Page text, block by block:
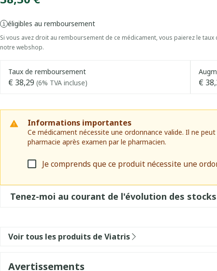
éligibles au remboursement
Si vous avez droit au remboursement de ce médicament, vous paierez le
notre webshop.
Taux de remboursement
€ 38,29 (6% TVA incluse) €
Informations importantes
Ce médicament nécessite une ordonnance valide. Il ne
pharmacie après examen par le pharmacien.
Je comprends que ce produit nécessite une
Tenez-moi au courant de l'évolution des
Voir tous les produits de Viatris
Avertissements